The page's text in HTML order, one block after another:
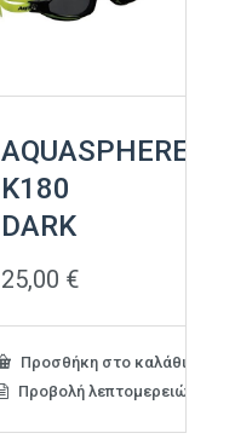
AQUASPHERE
K180
DARK
25,00 €
Προσθήκη στο καλάθι
Προβολή λεπτομερειών